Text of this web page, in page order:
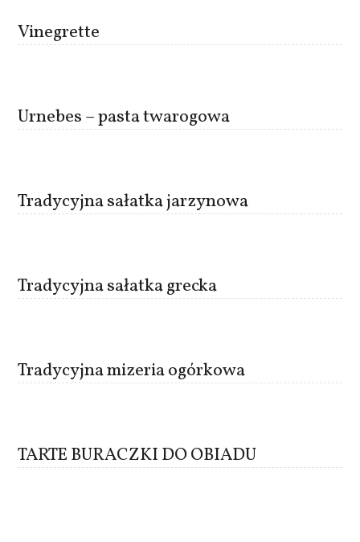
Vinegrette
Urnebes – pasta twarogowa
Tradycyjna sałatka jarzynowa
Tradycyjna sałatka grecka
Tradycyjna mizeria ogórkowa
TARTE BURACZKI DO OBIADU